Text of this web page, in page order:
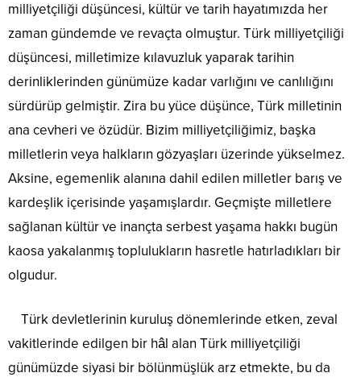
milliyetçiliği düşüncesi, kültür ve tarih hayatımızda her
zaman gündemde ve revaçta olmuştur. Türk milliyetçiliği
düşüncesi, milletimize kılavuzluk yaparak tarihin
derinliklerinden günümüze kadar varlığını ve canlılığını
sürdürüp gelmiştir. Zira bu yüce düşünce, Türk milletinin
ana cevheri ve özüdür. Bizim milliyetçiliğimiz, başka
milletlerin veya halkların gözyaşları üzerinde yükselmez.
Aksine, egemenlik alanına dahil edilen milletler barış ve
kardeşlik içerisinde yaşamışlardır. Geçmişte milletlere
sağlanan kültür ve inançta serbest yaşama hakkı bugün
kaosa yakalanmış toplulukların hasretle hatırladıkları bir
olgudur.
Türk devletlerinin kuruluş dönemlerinde etken, zeval
vakitlerinde edilgen bir hâl alan Türk milliyetçiliği
günümüzde siyasi bir bölünmüşlük arz etmekte, bu da